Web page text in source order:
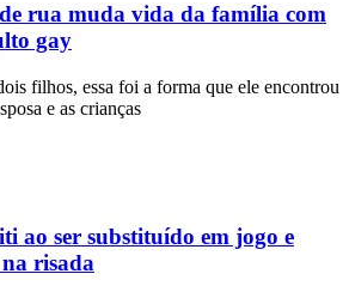
rua muda vida da família com
gay
filhos, essa foi a forma que ele encontrou
e as crianças
ao ser substituído em jogo e
na risada